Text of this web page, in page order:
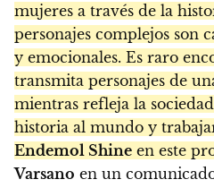
mujeres a través de la
personajes complejos son
y emocionales. Es raro
transmita personajes de
mientras refleja la
historia al mundo y
Endemol Shine en este
Varsano en un